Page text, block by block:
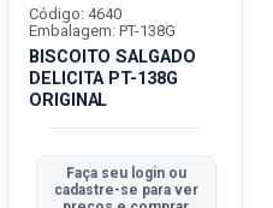
BISCOITO SALGADO
DELICITA PT-138G
ORIGINAL
Código: 4640
Embalagem: PT-138G
Faça seu login ou
cadastre-se para ver